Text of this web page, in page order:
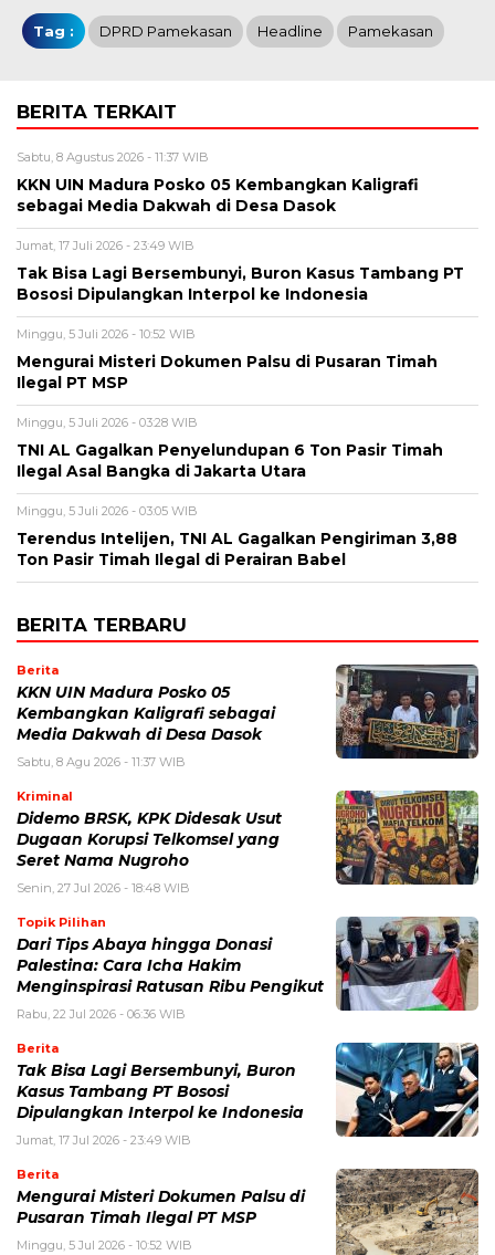
Tag : DPRD Pamekasan Headline Pamekasan
BERITA TERKAIT
Sabtu, 8 Agustus 2026 - 11:37 WIB
KKN UIN Madura Posko 05 Kembangkan Kaligrafi
sebagai Media Dakwah di Desa Dasok
Jumat, 17 Juli 2026 - 23:49 WIB
Tak Bisa Lagi Bersembunyi, Buron Kasus Tambang PT
Bososi Dipulangkan Interpol ke Indonesia
Minggu, 5 Juli 2026 - 10:52 WIB
Mengurai Misteri Dokumen Palsu di Pusaran Timah
Ilegal PT MSP
Minggu, 5 Juli 2026 - 03:28 WIB
TNI AL Gagalkan Penyelundupan 6 Ton Pasir Timah
Ilegal Asal Bangka di Jakarta Utara
Minggu, 5 Juli 2026 - 03:05 WIB
Terendus Intelijen, TNI AL Gagalkan Pengiriman 3,88
Ton Pasir Timah Ilegal di Perairan Babel
BERITA TERBARU
Berita
KKN UIN Madura Posko 05
Kembangkan Kaligrafi sebagai
Media Dakwah di Desa Dasok
Sabtu, 8 Agu 2026 - 11:37 WIB
Kriminal
Didemo BRSK, KPK Didesak Usut
Dugaan Korupsi Telkomsel yang
Seret Nama Nugroho
Senin, 27 Jul 2026 - 18:48 WIB
Topik Pilihan
Dari Tips Abaya hingga Donasi
Palestina: Cara Icha Hakim
Menginspirasi Ratusan Ribu Pengikut
Rabu, 22 Jul 2026 - 06:36 WIB
Berita
Tak Bisa Lagi Bersembunyi, Buron
Kasus Tambang PT Bososi
Dipulangkan Interpol ke Indonesia
Jumat, 17 Jul 2026 - 23:49 WIB
Berita
Mengurai Misteri Dokumen Palsu di
Pusaran Timah Ilegal PT MSP
Minggu, 5 Jul 2026 - 10:52 WIB